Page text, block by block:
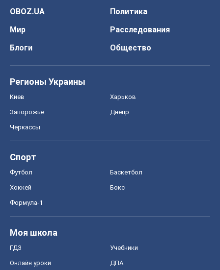
OBOZ.UA
Политика
Мир
Расследования
Блоги
Общество
Регионы Украины
Киев Харьков
Запорожье Днепр
Черкассы
Спорт
Футбол Баскетбол
Хоккей Бокс
Формула-1
Моя школа
ГДЗ Учебники
Онлайн уроки ДПА